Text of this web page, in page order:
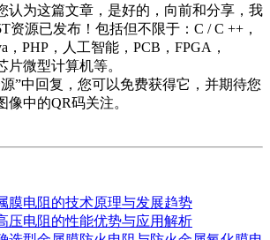
认为这篇文章，是好的，向前和分享，我
资源已发布！包括但不限于：C / C ++，
，PHP，人工智能，PCB，FPGA，
片微型计算机等。
”中回复，您可以免费获得它，并期待您
中的QR码关注。
膜电阻的技术原理与发展趋势
压电阻的性能优势与应用解析